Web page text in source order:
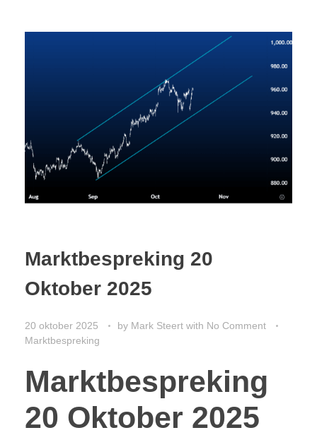
Marktbespreking 20
Oktober 2025
20 oktober 2025 by Mark Steert with No Comment
Marktbespreking
Marktbespreking
20 Oktober 2025